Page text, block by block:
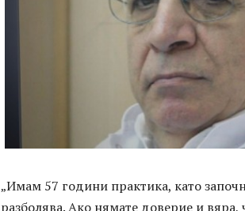
„Имам 57 години практика, като
разболява. Ако нямате доверие и